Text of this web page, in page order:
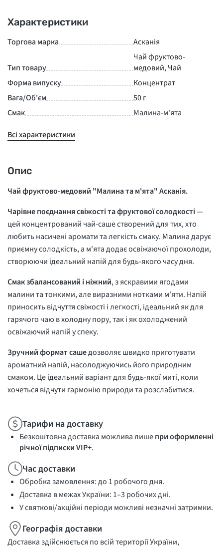
Характеристики
Торгова марка Асканія
Тип товару
Чай фруктово-
медовий,Чай
Форма випуску
Концентрат
Вага/Об'єм
50 г
Смак
Малина-м'ята
Всі характеристики
Опис
Чай фруктово-медовий "Малина та м'ята" Асканія.
Чарівне поєднання свіжості та фруктової солодкості—
цей концентрований чай-саше створений для тих, хто
любить насичені аромати та легкість смаку. Малина дарує
приємну солодкість, а м'ята додає освіжаючої прохолоди,
створюючи ідеальний напій для будь-якого часу дня.
Смак збалансований і ніжний, з яскравими ягодами
малини та тонкими, але виразними нотками м'яти. Напій
приносить відчуття свіжості і легкості, ідеальний як для
гарячого чаю в холодну пору, так і як охолоджений
освіжаючий напій у спеку.
Зручний формат сашедозволяє швидко приготувати
ароматний напій, насолоджуючись його природним
смаком. Це ідеальний варіант для будь-якої миті, коли
хочеться відчути гармонію природи та розслабитися.
Тарифи на доставку
Безкоштовна доставка можлива лишепри оформленні
річної підписки VIP+.
Час доставки
Обробка замовлення: до 1 робочого дня.
Доставка в межах України: 1–3 робочих дні.
У святкові/акційні періоди можливі незначні затримки.
Географія доставки
Доставка здійснюється по всій території України,